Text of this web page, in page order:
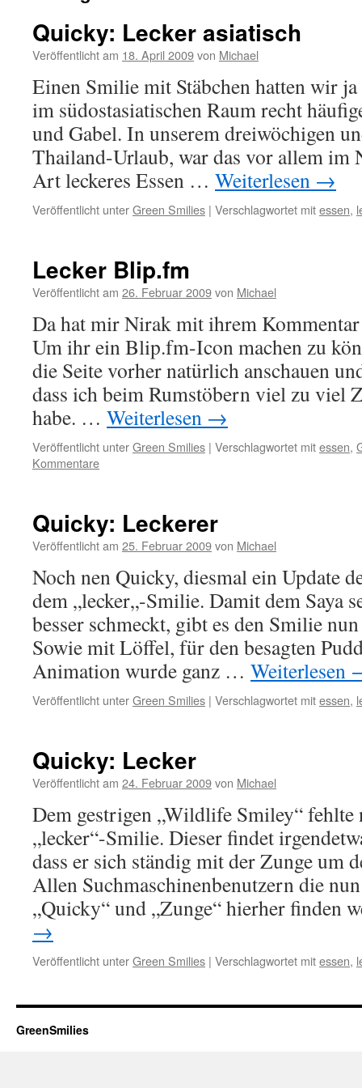
Quicky: Lecker asiatisch
Veröffentlicht am 18. April 2009von Michael
Einen Smilie mit Stäbchen hatten wir
im südostasiatischen Raum recht
und Gabel. In unserem dreiwöchigen
Thailand-Urlaub, war das vor allem im
Art leckeres Essen … Weiterlesen →
Veröffentlicht unterGreen Smilies | Verschlagwortet mitessen,
Lecker Blip.fm
Veröffentlicht am 26. Februar 2009von Michael
Da hat mir Nirak mit ihrem Kommentar
Um ihr ein Blip.fm-Icon machen zu
die Seite vorher natürlich anschauen
dass ich beim Rumstöbern viel zu viel
habe. … Weiterlesen →
Veröffentlicht unterGreen Smilies | Verschlagwortet mitessen,
Kommentare
Quicky: Leckerer
Veröffentlicht am 25. Februar 2009von Michael
Noch nen Quicky, diesmal ein Update
dem „lecker„-Smilie. Damit dem Saya
besser schmeckt, gibt es den Smilie
Sowie mit Löffel, für den besagten
Animation wurde ganz … Weiterlesen
Veröffentlicht unterGreen Smilies | Verschlagwortet mitessen,
Quicky: Lecker
Veröffentlicht am 24. Februar 2009von Michael
Dem gestrigen „Wildlife Smiley“ fehlte
„lecker“-Smilie. Dieser findet
dass er sich ständig mit der Zunge um
Allen Suchmaschinenbenutzern die
„Quicky“ und „Zunge“ hierher finden
→
Veröffentlicht unterGreen Smilies | Verschlagwortet mitessen,
GreenSmilies